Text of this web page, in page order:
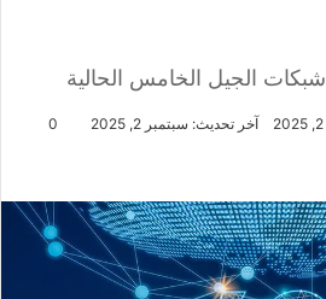
آخر تحديث: سبتمبر 2, 2025 0